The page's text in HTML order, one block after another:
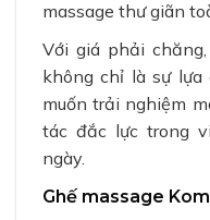
massage thư giãn
Với giá phải
không chỉ là sự
muốn trải nghiệm
tác đắc lực trong
ngày.
Ghế massage